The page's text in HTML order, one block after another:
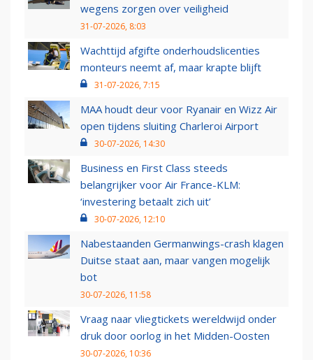
wegens zorgen over veiligheid
31-07-2026, 8:03
Wachttijd afgifte onderhoudslicenties
monteurs neemt af, maar krapte blijft
31-07-2026, 7:15
MAA houdt deur voor Ryanair en Wizz Air
open tijdens sluiting Charleroi Airport
30-07-2026, 14:30
Business en First Class steeds
belangrijker voor Air France-KLM:
‘investering betaalt zich uit’
30-07-2026, 12:10
Nabestaanden Germanwings-crash klagen
Duitse staat aan, maar vangen mogelijk
bot
30-07-2026, 11:58
Vraag naar vliegtickets wereldwijd onder
druk door oorlog in het Midden-Oosten
30-07-2026, 10:36